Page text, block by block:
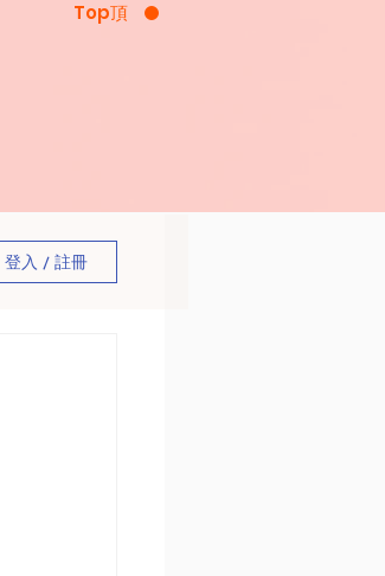
Top頂
登入 / 註冊